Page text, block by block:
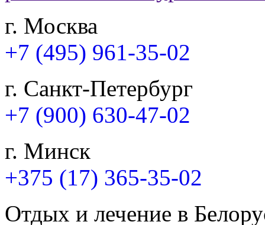
г. Москва
+7 (495) 961-35-02
г. Санкт-Петербург
+7 (900) 630-47-02
г. Минск
+375 (17) 365-35-02
Отдых и лечение в